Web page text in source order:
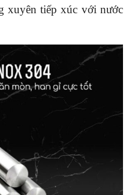
xuyên tiếp xúc với nước